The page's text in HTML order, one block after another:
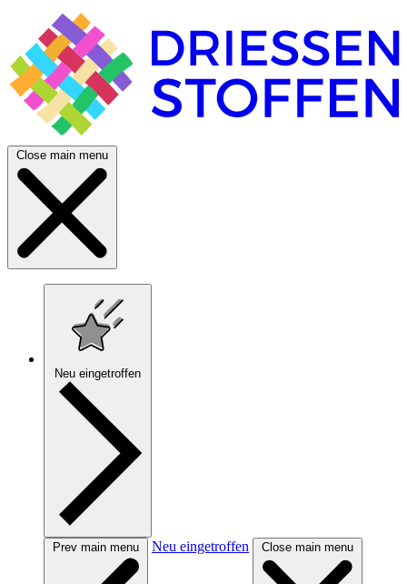
Close main menu
Neu eingetroffen
Prev main menu Neu eingetroffen Close main menu